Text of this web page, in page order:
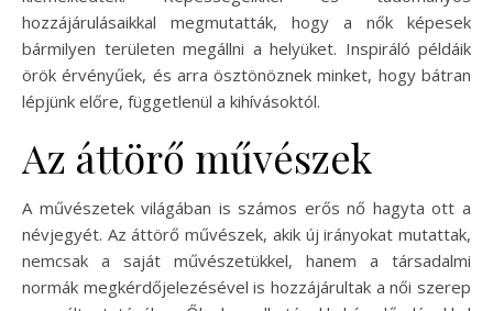
hozzájárulásaikkal megmutatták, hogy a nők képesek
bármilyen területen megállni a helyüket. Inspiráló példáik
örök érvényűek, és arra ösztönöznek minket, hogy bátran
lépjünk előre, függetlenül a kihívásoktól.
Az áttörő művészek
A művészetek világában is számos erős nő hagyta ott a
névjegyét. Az áttörő művészek, akik új irányokat mutattak,
nemcsak a saját művészetükkel, hanem a társadalmi
normák megkérdőjelezésével is hozzájárultak a női szerep